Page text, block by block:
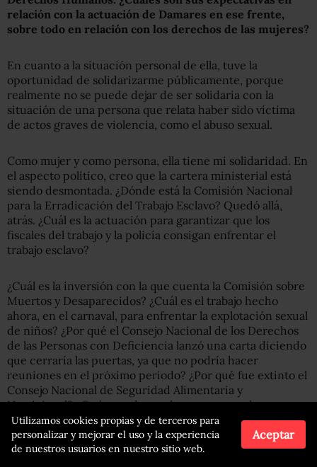
relación con la actuación de Damares en ese frente,
sobre todo en relación con los derechos de las mujeres?
En cuanto a la situación personal de ella, tuve la
oportunidad de solidarizarme públicamente, porque
realmente no se puede dejar de ser solidaria con la
situación de una persona que relata haber sido víctima
de actos graves de violencia, como el abuso sexual.
Como mujer y como persona, ella tiene mi solidaridad. En
el aspecto político, creo que la cartera ministerial está
siendo desmontada. ¿Dónde está la Comisión Nacional
para la Erradicación del Trabajo Esclavo? Quedó allá,
atrás. ¿Cuál es la actuación para garantizar que los
fiscales del trabajo y la policía consigan enfrentar el
trabajo esclavo?
¿Cuál es la inversión con la que cuenta la Comisión sobre
Muertos y Desaparecidos? ¿Cuál es el trabajo hecho
ahora, en el carnaval, para enfrentar la explotación sexual
de niños? ¿Por qué el Consejo Nacional de los Derechos
de las Personas con Deficiencia lanzó una carta diciendo
que cerraría las puertas, ya que no podría hacer
reuniones en el próximo periodo? ¿Por qué fue extinto el
Consejo Nacional de Seguridad Alimentaria y
Nutricional? ¿Qué sucede con los programas de
protección al testigo —el Provita [Programa de
Protección al Testigo], el Ppcam [Programa de
Protección a Niños y Adolescentes Amenazados de
Utilizamos cookies propias y de terceros para
personalizar y mejorar el uso y la experiencia
de nuestros usuarios en nuestro sitio web.
Aceptar